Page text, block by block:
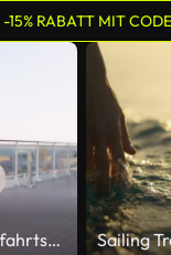
15% RABATT MIT CODE
Luxus-Kreuzfahrtschiff Urlaub junge Reise wome genießen Sonnenuntergang Blick auf Luxus-Kreuzfahrtschiff.